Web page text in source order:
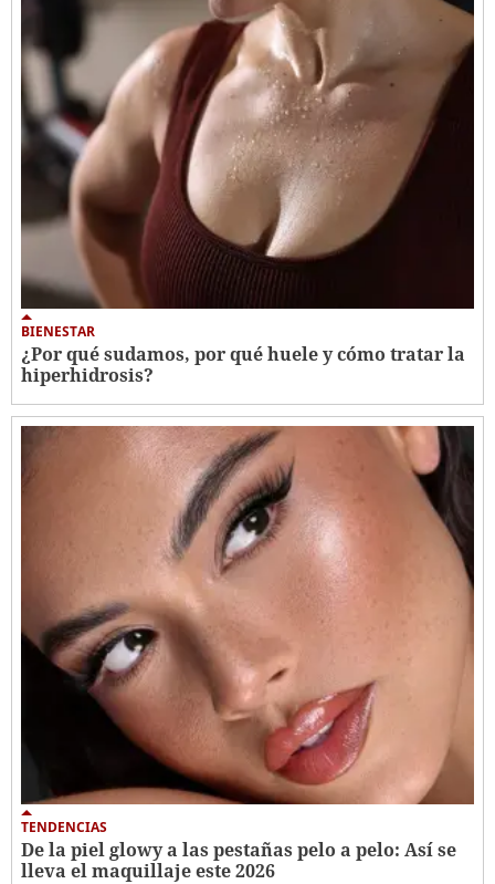
BIENESTAR
¿Por qué sudamos, por qué huele y cómo tratar la
hiperhidrosis?
TENDENCIAS
De la piel glowy a las pestañas pelo a pelo: Así se
lleva el maquillaje este 2026